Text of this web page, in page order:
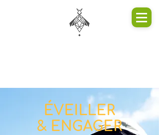
ÉVEILLER
& ENGAGER